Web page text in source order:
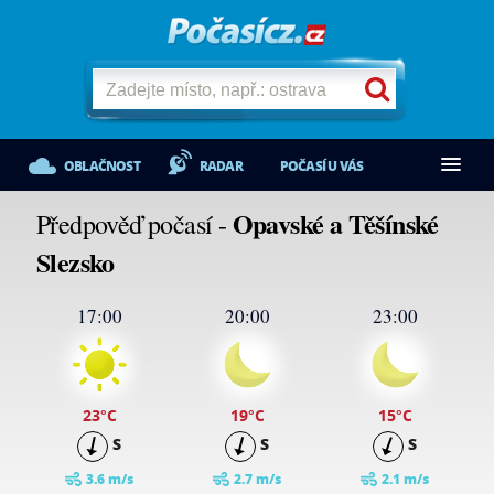
OBLAČNOST RADAR POČASÍ U VÁS
Předpověď počasí -Opavské a Těšínské
Slezsko
17:00
23°C
S
3.6 m/s
20:00
19°C
S
2.7 m/s
23:00
15°C
S
2.1 m/s